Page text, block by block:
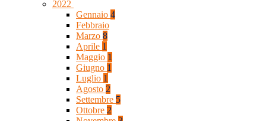
2022
Gennaio 4
Febbraio
Marzo 8
Aprile 1
Maggio 1
Giugno 1
Luglio 1
Agosto 2
Settembre 5
Ottobre 2